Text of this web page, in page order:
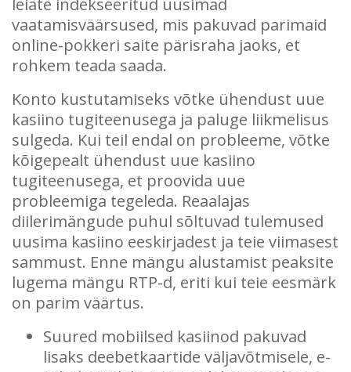
vaatamisväärsused, mis pakuvad parimaid
online-pokkeri saite pärisraha jaoks, et
rohkem teada saada.
Konto kustutamiseks võtke ühendust uue
kasiino tugiteenusega ja paluge liikmelisus
sulgeda. Kui teil endal on probleeme, võtke
kõigepealt ühendust uue kasiino
tugiteenusega, et proovida uue
probleemiga tegeleda. Reaalajas
diilerimängude puhul sõltuvad tulemused
uusima kasiino eeskirjadest ja teie viimasest
sammust. Enne mängu alustamist peaksite
lugema mängu RTP-d, eriti kui teie eesmärk
on parim väärtus.
Suured mobiilsed kasiinod pakuvad
lisaks deebetkaartide väljavõtmisele, e-